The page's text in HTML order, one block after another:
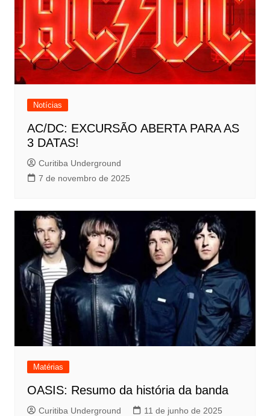
Notícias
AC/DC: EXCURSÃO ABERTA PARA AS
3 DATAS!
Curitiba Underground
7 de novembro de 2025
Matérias
OASIS: Resumo da história da banda
Curitiba Underground 11 de junho de 2025